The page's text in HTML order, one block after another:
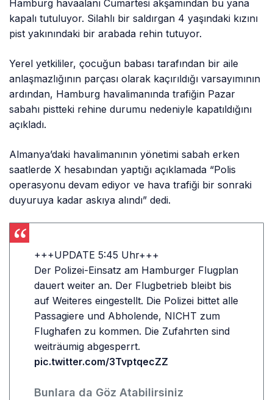
Hamburg havaalanı Cumartesi akşamından bu yana
kapalı tutuluyor. Silahlı bir saldırgan 4 yaşındaki kızını
pist yakınındaki bir arabada rehin tutuyor.
Yerel yetkililer, çocuğun babası tarafından bir aile
anlaşmazlığının parçası olarak kaçırıldığı varsayımının
ardından, Hamburg havalimanında trafiğin Pazar
sabahı pistteki rehine durumu nedeniyle kapatıldığını
açıkladı.
Almanya’daki havalimanının yönetimi sabah erken
saatlerde X hesabından yaptığı açıklamada “Polis
operasyonu devam ediyor ve hava trafiği bir sonraki
duyuruya kadar askıya alındı” dedi.
+++UPDATE 5:45 Uhr+++
Der Polizei-Einsatz am Hamburger Flugplan
dauert weiter an. Der Flugbetrieb bleibt bis
auf Weiteres eingestellt. Die Polizei bittet alle
Passagiere und Abholende, NICHT zum
Flughafen zu kommen. Die Zufahrten sind
weiträumig abgesperrt.
pic.twitter.com/3TvptqecZZ
Bunlara da Göz Atabilirsiniz